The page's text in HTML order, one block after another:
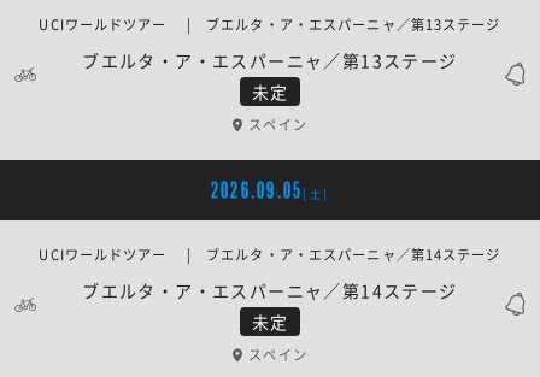
未定
ブエルタ・ア・エスパーニャ／第13ステージ
UCIワールドツアー | ブエルタ・ア・エスパーニャ／第13ステージ
スペイン
2026.09.05 [土]
未定
ブエルタ・ア・エスパーニャ／第14ステージ
UCIワールドツアー | ブエルタ・ア・エスパーニャ／第14ステージ
スペイン